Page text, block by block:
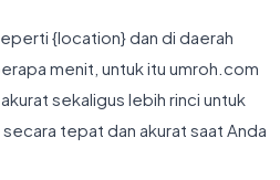
{location} dan di daerah
menit, untuk itu umroh.com
sekaligus lebih rinci untuk
tepat dan akurat saat Anda